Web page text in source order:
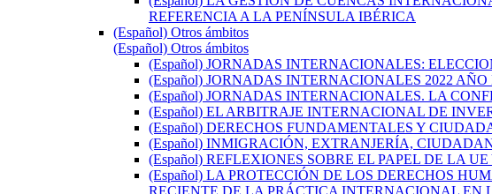
REFERENCIA A LA PENÍNSULA IBÉRICA
(Español) Otros ámbitos
(Español) Otros ámbitos
(Español) JORNADAS INTERNACIONALES:
(Español) JORNADAS INTERNACIONALES 2022
(Español) JORNADAS INTERNACIONALES. LA
(Español) EL ARBITRAJE INTERNACIONAL DE
(Español) DERECHOS FUNDAMENTALES Y
(Español) INMIGRACIÓN, EXTRANJERÍA,
(Español) REFLEXIONES SOBRE EL PAPEL DE LA
(Español) LA PROTECCIÓN DE LOS DERECHOS
RECIENTE DE LA PRÁCTICA INTERNACIONAL EN